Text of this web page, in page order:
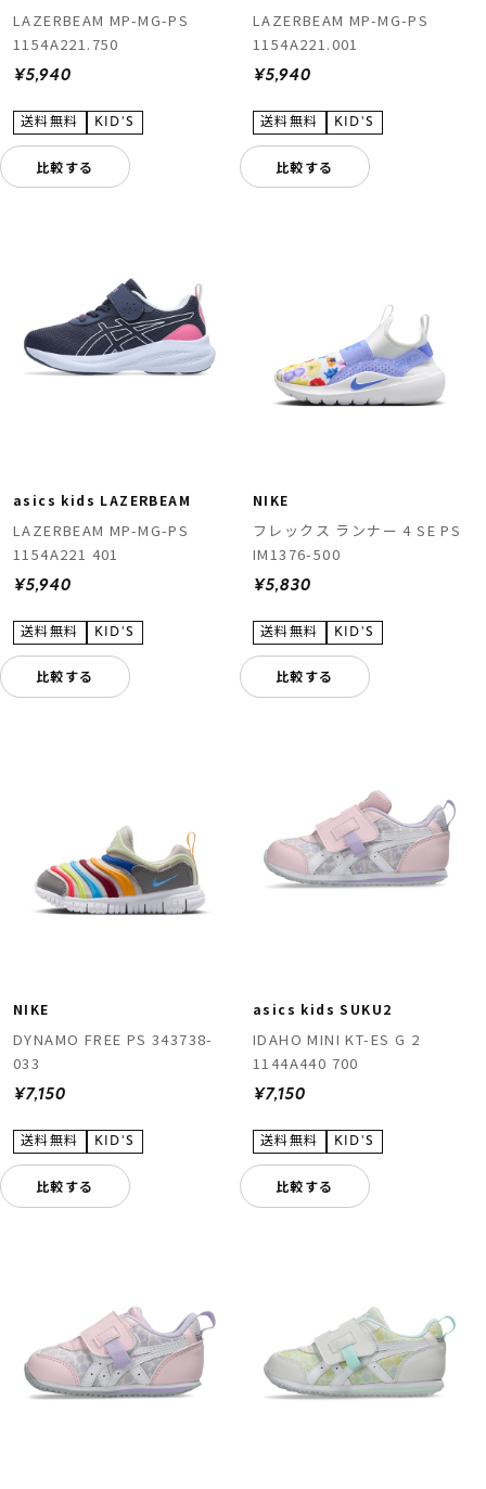
LAZERBEAM MP-MG-PS
1154A221.750
¥5,940
比較する
LAZERBEAM MP-MG-PS
1154A221.001
¥5,940
比較する
asics kids LAZERBEAM
LAZERBEAM MP-MG-PS
1154A221 401
¥5,940
比較する
NIKE
フレックス ランナー 4 SE PS
IM1376-500
¥5,830
比較する
NIKE
DYNAMO FREE PS 343738-
033
¥7,150
比較する
asics kids SUKU2
IDAHO MINI KT-ES G 2
1144A440 700
¥7,150
比較する